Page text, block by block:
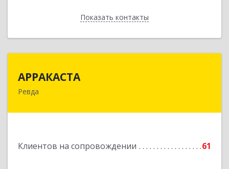
Показать контакты
Назад
АРРАКАСТА
Ревда
Клиентов на сопровождении 61
623286, Свердловская обл, Ревда г, Азина ул,